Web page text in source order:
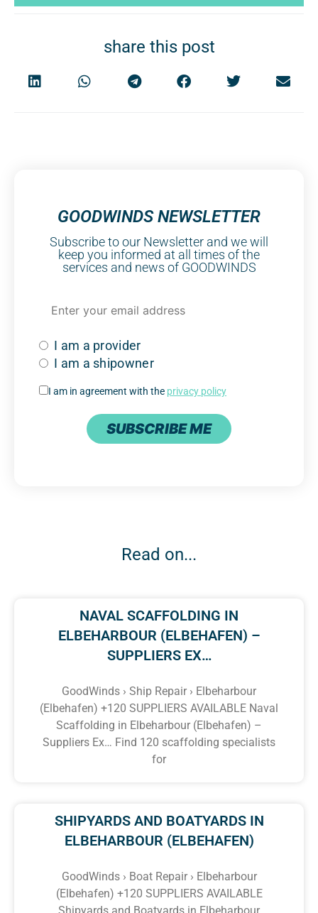
share this post
GOODWINDS NEWSLETTER
Subscribe to our Newsletter and we will
keep you informed at all times of the
services and news of GOODWINDS
I am a provider
I am a shipowner
I am in agreement with the privacy policy
SUBSCRIBE ME
Read on...
NAVAL SCAFFOLDING IN
ELBEHARBOUR (ELBEHAFEN) –
SUPPLIERS EX…
GoodWinds › Ship Repair › Elbeharbour
(Elbehafen) +120 SUPPLIERS AVAILABLE Naval
Scaffolding in Elbeharbour (Elbehafen) –
Suppliers Ex… Find 120 scaffolding specialists
for
SHIPYARDS AND BOATYARDS IN
ELBEHARBOUR (ELBEHAFEN)
GoodWinds › Boat Repair › Elbeharbour
(Elbehafen) +120 SUPPLIERS AVAILABLE
Shipyards and Boatyards in Elbeharbour